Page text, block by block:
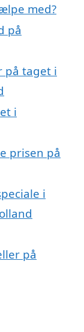
med?
på
på taget i
i
prisen på
i
på